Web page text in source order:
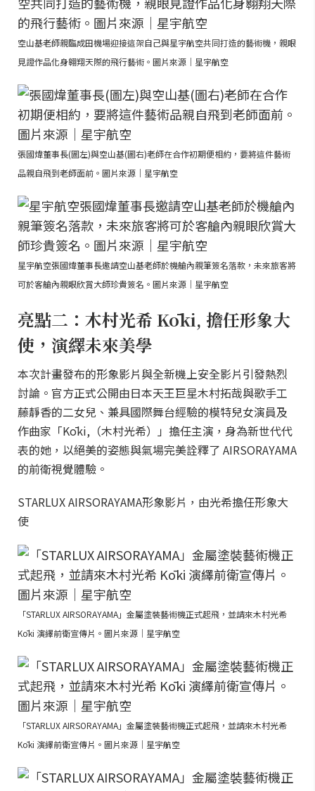
空山基老師親臨成田機場迎接這架自己與星宇航空共同打造的藝術機，親眼
見證作品化身翱翔天際的飛行藝術。圖片來源｜星宇航空
張國煒董事長(圖左)與空山基(圖右)老師在合作初期便相約，要將這件藝術
品親自飛到老師面前。圖片來源｜星宇航空
星宇航空張國煒董事長邀請空山基老師於機艙內親筆簽名落款，未來旅客將
可於客艙內親眼欣賞大師珍貴簽名。圖片來源｜星宇航空
亮點二：木村光希 Kōki, 擔任形象大
使，演繹未來美學
本次計畫發布的形象影片與全新機上安全影片引發熱烈
討論。官方正式公開由日本天王巨星木村拓哉與歌手工
藤靜香的二女兒、兼具國際舞台經驗的模特兒女演員及
作曲家「Kōki,（木村光希）」擔任主演，身為新世代代
表的她，以絕美的姿態與氣場完美詮釋了 AIRSORAYAMA
的前衛視覺體驗。
STARLUX AIRSORAYAMA形象影片，由光希擔任形象大
使
「STARLUX AIRSORAYAMA」金屬塗裝藝術機正式起飛，並請來木村光希
Kōki 演繹前衛宣傳片。圖片來源｜星宇航空
「STARLUX AIRSORAYAMA」金屬塗裝藝術機正式起飛，並請來木村光希
Kōki 演繹前衛宣傳片。圖片來源｜星宇航空